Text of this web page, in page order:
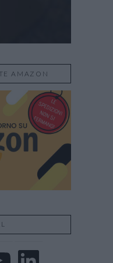
AMAZON
LinkedIn